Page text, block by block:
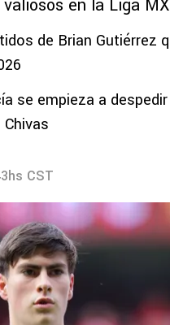
en la Liga
de Brian Gutiérrez
se empieza a
CST